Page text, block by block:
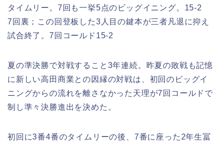
タイムリー。7回も一挙5点のビッグイニング。15-2
7回裏；この回登板した3人目の鍵本が三者凡退に抑え
試合終了。7回コールド15-2
夏の準決勝で対戦すること3年連続。昨夏の敗戦も記憶
に新しい高田商業との因縁の対戦は、初回のビッグイ
ニングからの流れを離さなかった天理が7回コールドで
制し準々決勝進出を決めた。
初回に3番4番のタイムリーの後、7番に座った2年生冨